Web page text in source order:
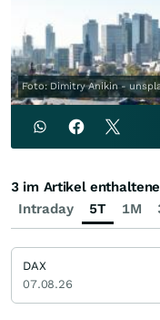
Foto: Dimitry Anikin -
Intraday 5T 1M
3 im Artikel
DAX
07.08.26